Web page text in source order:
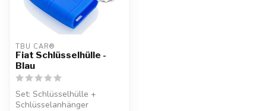
TBU CAR®
Fiat Schlüsselhülle -
Blau
Set: Schlüsselhülle +
Schlüsselanhänger